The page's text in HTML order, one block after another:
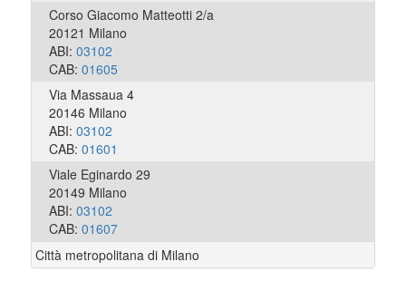
Corso Giacomo Matteotti 2/a
20121 Milano
ABI: 03102
CAB: 01605
Via Massaua 4
20146 Milano
ABI: 03102
CAB: 01601
Viale Eginardo 29
20149 Milano
ABI: 03102
CAB: 01607
Città metropolitana di Milano